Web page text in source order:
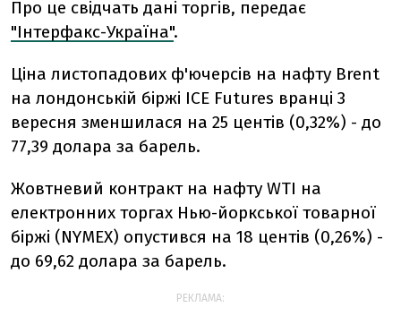
Про це свідчать дані торгів, передає
"Інтерфакс-Україна".
Ціна листопадових ф'ючерсів на нафту Brent
на лондонській біржі ICE Futures вранці 3
вересня зменшилася на 25 центів (0,32%) - до
77,39 долара за барель.
Жовтневий контракт на нафту WTI на
електронних торгах Нью-йоркської товарної
біржі (NYMEX) опустився на 18 центів (0,26%) -
до 69,62 долара за барель.
РЕКЛАМА: